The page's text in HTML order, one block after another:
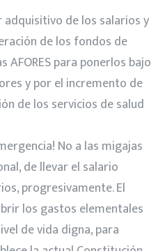
adquisitivo de los salarios y
de los fondos de
AFORES para ponerlos bajo
y por el incremento de
de los servicios de salud
No a las migajas
de llevar el salario
progresivamente. El
los gastos elementales
de vida digna, para